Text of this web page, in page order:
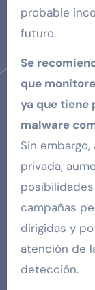
probable
futuro.
Se
que
ya que tiene
malware
Sin
privada,
campañas
dirigidas y
atención de
detección.